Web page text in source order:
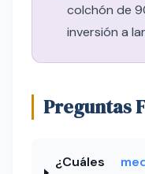
colchón de
inversión a
Preguntas
¿Cuáles